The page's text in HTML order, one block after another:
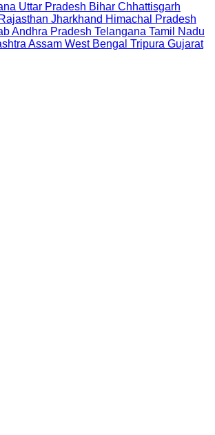
Uttar Pradesh Bihar Chhattisgarh
Rajasthan Jharkhand Himachal Pradesh
Andhra Pradesh Telangana Tamil Nadu
Assam West Bengal Tripura Gujarat